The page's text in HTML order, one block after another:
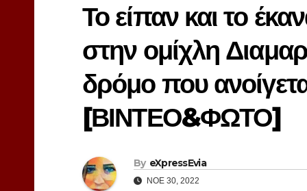
Το είπαν και το
στην ομίχλη
δρόμο που
[ΒΙΝΤΕΟ&ΦΩΤΟ]
By eXpressEvia
ΝΟΈ 30, 2022